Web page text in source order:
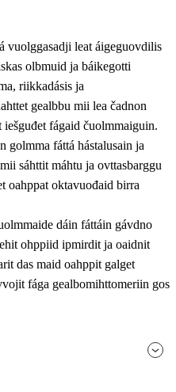
ja oahppahábmen
vuolggasadji leat áigeguovdilis
olbmuid ja báikegotti
riikkadásis ja
gealbbu mii lea čadnon
fágaid čuolmmaiguin.
golmma fáttá hástalusain ja
sáhttit máhtu ja ovttasbarggu
oahppat oktavuođaid birra
dáin fáttáin gávdno
ohppiid ipmirdit ja oaidnit
das maid oahppit galget
fága gealbomihttomeriin gos